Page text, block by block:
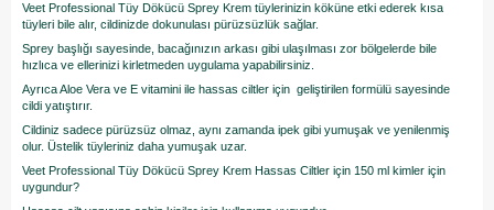
Veet Professional Tüy Dökücü Sprey Krem tüylerinizin köküne etki ederek kısa
tüyleri bile alır, cildinizde dokunulası pürüzsüzlük sağlar.
Sprey başlığı sayesinde, bacağınızın arkası gibi ulaşılması zor bölgelerde bile
hızlıca ve ellerinizi kirletmeden uygulama yapabilirsiniz.
Ayrıca Aloe Vera ve E vitamini ile hassas ciltler için geliştirilen formülü sayesinde
cildi yatıştırır.
Cildiniz sadece pürüzsüz olmaz, aynı zamanda ipek gibi yumuşak ve yenilenmiş
olur. Üstelik tüyleriniz daha yumuşak uzar.
Veet Professional Tüy Dökücü Sprey Krem Hassas Ciltler için 150 ml kimler için
uygundur?